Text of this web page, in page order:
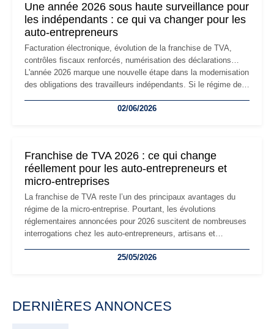
Une année 2026 sous haute surveillance pour
les indépendants : ce qui va changer pour les
auto-entrepreneurs
Facturation électronique, évolution de la franchise de TVA,
contrôles fiscaux renforcés, numérisation des déclarations…
L'année 2026 marque une nouvelle étape dans la modernisation
des obligations des travailleurs indépendants. Si le régime de
les auto-entrepreneurs devront s'adapter à un environnement
02/06/2026
Franchise de TVA 2026 : ce qui change
réellement pour les auto-entrepreneurs et
micro-entreprises
La franchise de TVA reste l’un des principaux avantages du
régime de la micro-entreprise. Pourtant, les évolutions
réglementaires annoncées pour 2026 suscitent de nombreuses
interrogations chez les auto-entrepreneurs, artisans et
facturation ou risque de bascule vers la TVA : les règles
25/05/2026
DERNIÈRES ANNONCES